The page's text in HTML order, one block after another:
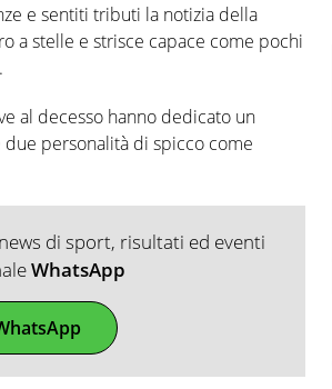
e sentiti tributi la notizia della
a stelle e strisce capace come pochi
al decesso hanno dedicato un
due personalità di spicco come
di sport, risultati ed eventi
WhatsApp